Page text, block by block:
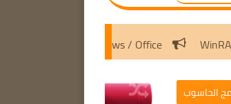
Scripts v3.8 | Activate Windows / Office
برامج الحاسوب